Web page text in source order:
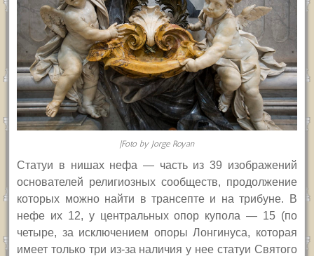
|Foto by Jorge Royan
Статуи в нишах нефа — часть из 39 изображений
основателей религиозных сообществ, продолжение
которых можно найти в трансепте и на трибуне. В
нефе их 12, у центральных опор купола — 15 (по
четыре, за исключением опоры Лонгинуса, которая
имеет только три из-за наличия у нее статуи Святого